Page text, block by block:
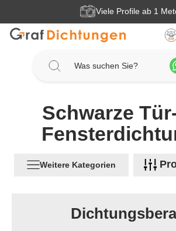
Zum Hauptinhalt springenViele Profile ab 1
Schwarze
Weitere Kategorien